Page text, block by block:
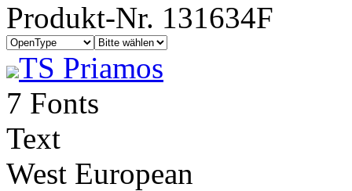
Produkt-Nr. 131634F
TS Priamos
7 Fonts
Text
West European